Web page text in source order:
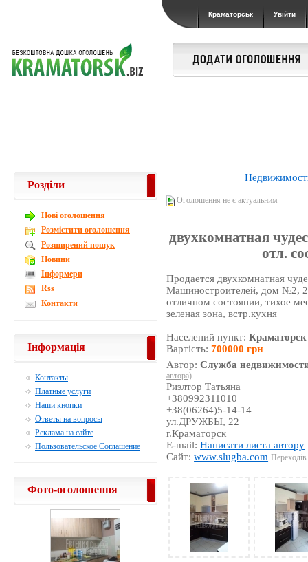
Краматорськ Увійти
Оголошення не є актуальним
двухкомнатная
отл.
Продается двухкомнатная
Машиностроителей, дом №2,
отличном состоянии, тихое
зеленая зона, встр.кухня
Населений пункт:Краматорск
Вартість:700000 грн
Автор:Служба
автора)
Риэлтор Татьяна
+380992311010
+38(06264)5-14-14
ул.ДРУЖБЫ, 22
г.Краматорск
E-mail:Написати листа автору
Сайт:www.slugba.com
Розділи
Новi оголошення
Розмістити оголошення
Розширений пошук
Новини
Інформери
Rss
Контакти
Інформація
Контакты
Платные услуги
Наши кнопки
Ответы на вопросы
Реклама на сайте
Пользовательское Соглашение
Фото-оголошення